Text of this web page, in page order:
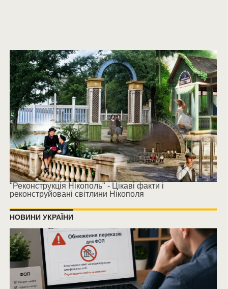
"Реконструкція Нікополь" - Цікаві факти і
реконструйовані світлини Нікополя
НОВИНИ УКРАЇНИ